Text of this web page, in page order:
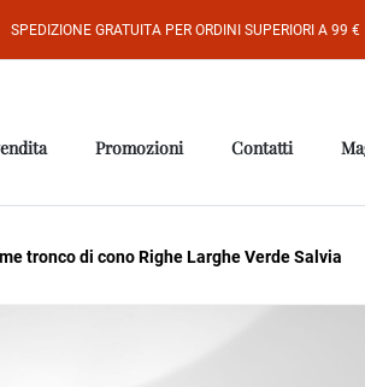
SPEDIZIONE GRATUITA PER ORDINI SUPERIORI A 99 €
Promozioni Contatti
tronco di cono Righe Larghe Verde Salvia